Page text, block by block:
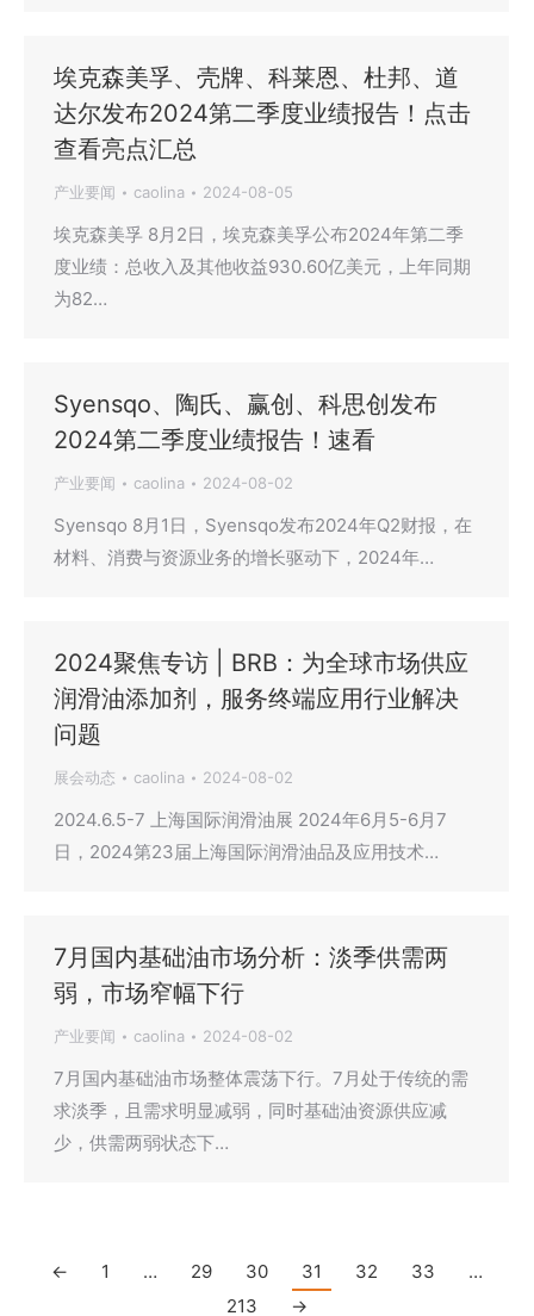
埃克森美孚、壳牌、科莱恩、杜邦、道
达尔发布2024第二季度业绩报告！点击
查看亮点汇总
产业要闻 caolina 2024-08-05
埃克森美孚 8月2日，埃克森美孚公布2024年第二季
度业绩：总收入及其他收益930.60亿美元，上年同期
为82…
Syensqo、陶氏、赢创、科思创发布
2024第二季度业绩报告！速看
产业要闻 caolina 2024-08-02
Syensqo 8月1日，Syensqo发布2024年Q2财报，在
材料、消费与资源业务的增长驱动下，2024年…
2024聚焦专访 | BRB：为全球市场供应
润滑油添加剂，服务终端应用行业解决
问题
展会动态 caolina 2024-08-02
2024.6.5-7 上海国际润滑油展 2024年6月5-6月7
日，2024第23届上海国际润滑油品及应用技术…
7月国内基础油市场分析：淡季供需两
弱，市场窄幅下行
产业要闻 caolina 2024-08-02
7月国内基础油市场整体震荡下行。7月处于传统的需
求淡季，且需求明显减弱，同时基础油资源供应减
少，供需两弱状态下…
← 1 … 29 30 31 32 33
…
213
→